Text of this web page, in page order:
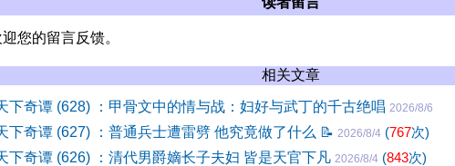
您的留言反馈。
相关文章
下奇谭 (628) ：甲骨文中的情与战：妇好与武丁的千古绝唱 2026/8/6
下奇谭 (627) ：普通兵士遭雷劈 他究竟做了什么 📝 2026/8/4 (767次)
下奇谭 (626) ：清代男爵嫡长子夫妇 皆是天官下凡 2026/8/4 (843次)